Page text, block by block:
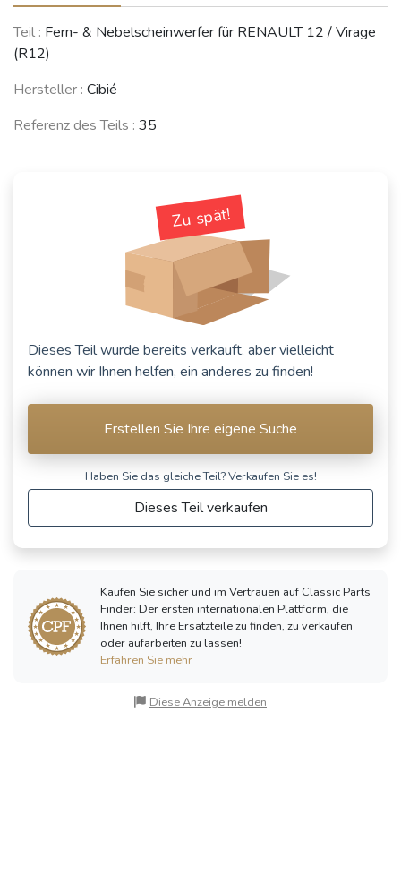
CITROËN CX
(1974 - 1991)
CITROËN BX
(1982 - 1994)
RENAULT 5 / 7
(R5 / Siete)
CITROËN GS /
GSA
(1970 - 1986)
ALFA ROMEO
(1983 - 1994)
CITROËN Visa /
(1978 - 2005)
Siehe weniger Fahrzeuge
Teil : Fern- & Nebelscheinwerfer für RENAULT 12 / Virage
(R12)
Hersteller : Cibié
Referenz des Teils : 35
Zu spät!
Dieses Teil wurde bereits verkauft, aber vielleicht
können wir Ihnen helfen, ein anderes zu finden!
Erstellen Sie Ihre eigene Suche
Haben Sie das gleiche Teil? Verkaufen Sie es!
Dieses Teil verkaufen
Kaufen Sie sicher und im Vertrauen auf Classic Parts
Finder: Der ersten internationalen Plattform, die
Ihnen hilft, Ihre Ersatzteile zu finden, zu verkaufen
oder aufarbeiten zu lassen!
Erfahren Sie mehr
Diese Anzeige melden